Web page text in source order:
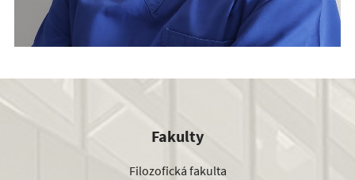
Fakulty
Filozofická fakulta